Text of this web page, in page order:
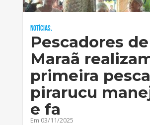
Notícias,
Pescadores de
Maraã
primeira
pirarucu
e fa
Em 03/11/2025